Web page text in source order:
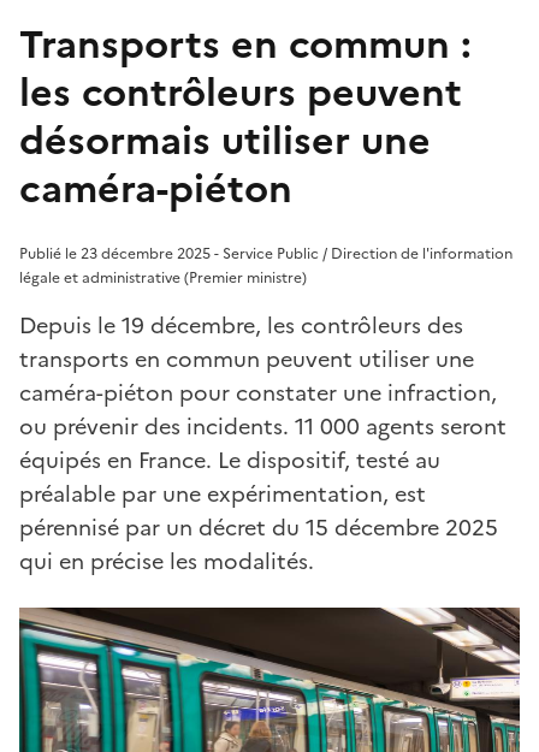
Transports en commun :
les contrôleurs peuvent
désormais utiliser une
caméra-piéton
Publié le 23 décembre 2025 - Service Public / Direction de l'information
légale et administrative (Premier ministre)
Depuis le 19 décembre, les contrôleurs des
transports en commun peuvent utiliser une
caméra-piéton pour constater une infraction,
ou prévenir des incidents. 11 000 agents seront
équipés en France. Le dispositif, testé au
préalable par une expérimentation, est
pérennisé par un décret du 15 décembre 2025
qui en précise les modalités.